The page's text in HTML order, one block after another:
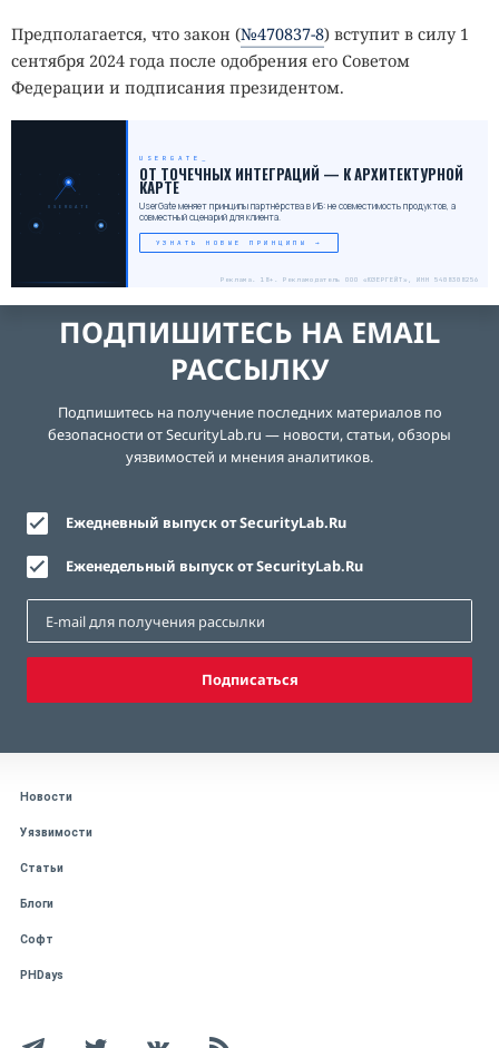
Предполагается, что закон (№470837-8) вступит в силу 1
сентября 2024 года после одобрения его Советом
Федерации и подписания президентом.
USERGATE
USERGATE
ОТ ТОЧЕЧНЫХ ИНТЕГРАЦИЙ — К АРХИТЕКТУРНОЙ
КАРТЕ
UserGate меняет принципы партнёрства в ИБ: не совместимость продуктов, а
совместный сценарий для клиента.
УЗНАТЬ НОВЫЕ ПРИНЦИПЫ →
Реклама. 18+. Рекламодатель ООО «ЮЗЕРГЕЙТ», ИНН 5408308256
ПОДПИШИТЕСЬ НА EMAIL
РАССЫЛКУ
Подпишитесь на получение последних материалов по
безопасности от SecurityLab.ru — новости, статьи, обзоры
уязвимостей и мнения аналитиков.
Ежедневный выпуск от SecurityLab.Ru
Еженедельный выпуск от SecurityLab.Ru
Подписаться
Новости
Уязвимости
Статьи
Блоги
Софт
PHDays